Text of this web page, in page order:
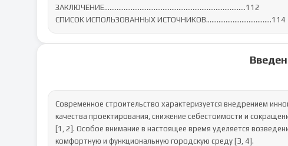
ЗАКЛЮЧЕНИЕ……………………………………………………………………..112
СПИСОК ИСПОЛЬЗОВАННЫХ ИСТОЧНИКОВ……………………………….114
Современное строительство характеризуется внедрением
качества проектирования, снижение себестоимости и
[1, 2]. Особое внимание в настоящее время уделяется
комфортную и функциональную городскую среду [3, 4].